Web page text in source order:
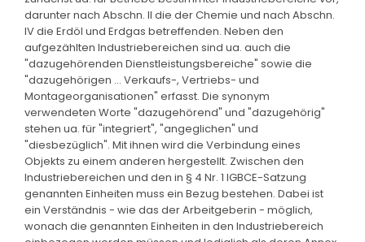
darunter nach Abschn. II die der Chemie und nach Abschn.
IV die Erdöl und Erdgas betreffenden. Neben den
aufgezählten Industriebereichen sind ua. auch die
"dazugehörenden Dienstleistungsbereiche" sowie die
"dazugehörigen ... Verkaufs-, Vertriebs- und
Montageorganisationen" erfasst. Die synonym
verwendeten Worte "dazugehörend" und "dazugehörig"
stehen ua. für "integriert", "angeglichen" und
"diesbezüglich". Mit ihnen wird die Verbindung eines
Objekts zu einem anderen hergestellt. Zwischen den
Industriebereichen und den in § 4 Nr. 1 IGBCE-Satzung
genannten Einheiten muss ein Bezug bestehen. Dabei ist
ein Verständnis - wie das der Arbeitgeberin - möglich,
wonach die genannten Einheiten in den Industriebereich